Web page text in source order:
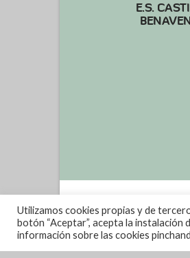
E.S.
Utilizamos cookies propias y de
botón “Aceptar”, acepta la instalación
información sobre las cookies